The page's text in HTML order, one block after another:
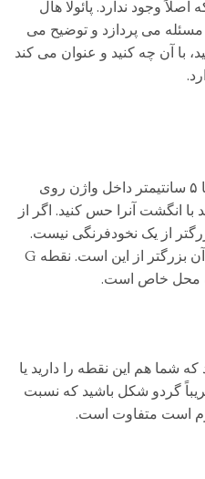
اصلاً وجود ندارد. پائولا هال
می پردازد و توضیح می
با آن چه کنید و عنوان می کند
اگر داشته باشید، نقطه جی ۲٫۵ تا ۵ سانتیمتر داخل واژن روی
با انگشت آنرا حس کنید. اگر از
از یک نخودفرنگی نیست.
اما اگر تحریک شدید، یعنی اندازه آن بزرگتر از این است. نقطه G
یک محل خاص است.
که شما هم این نقطه را دارید یا
گردو شکل باشید که نسبت
است متفاوت است.